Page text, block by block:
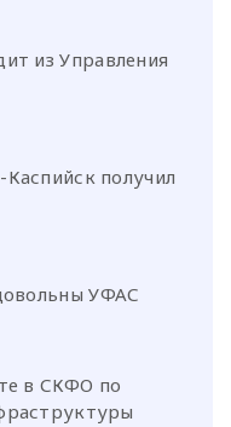
сети
из Управления
получил
УФАС
в СКФО по